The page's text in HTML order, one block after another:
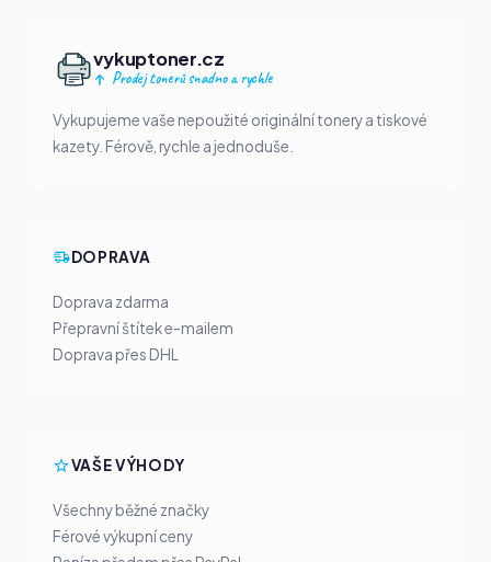
vykuptoner.cz
Prodej tonerů snadno a rychle
Vykupujeme vaše nepoužité originální tonery a tiskové
kazety. Férově, rychle a jednoduše.
DOPRAVA
Doprava zdarma
Přepravní štítek e-mailem
Doprava přes DHL
VAŠE VÝHODY
Všechny běžné značky
Férové výkupní ceny